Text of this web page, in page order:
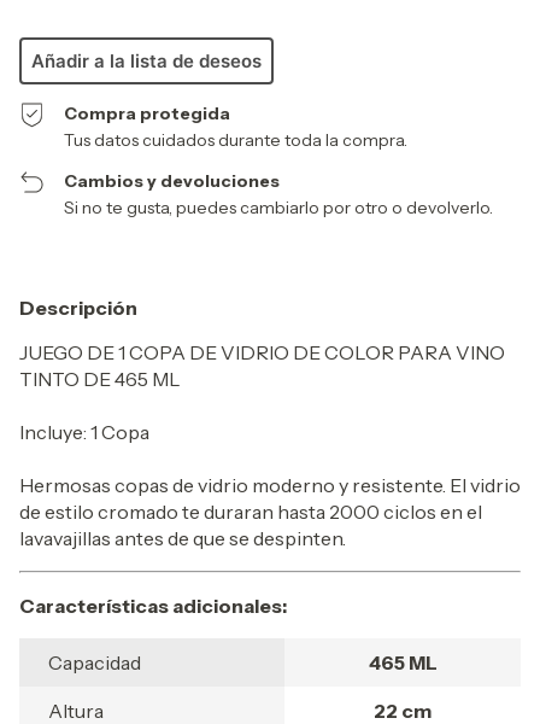
Añadir a la lista de deseos
Compra protegida
Tus datos cuidados durante toda la compra.
Cambios y devoluciones
Si no te gusta, puedes cambiarlo por otro o devolverlo.
Descripción
JUEGO DE 1 COPA DE VIDRIO DE COLOR PARA VINO
TINTO DE 465 ML
Incluye: 1 Copa
Hermosas copas de vidrio moderno y resistente. El vidrio
de estilo cromado te duraran hasta 2000 ciclos en el
lavavajillas antes de que se despinten.
Características adicionales:
Capacidad
465 ML
Altura
22 cm